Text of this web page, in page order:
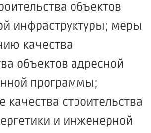
объектов
инфраструктуры; меры
качества
объектов адресной
программы;
качества строительства
и инженерной